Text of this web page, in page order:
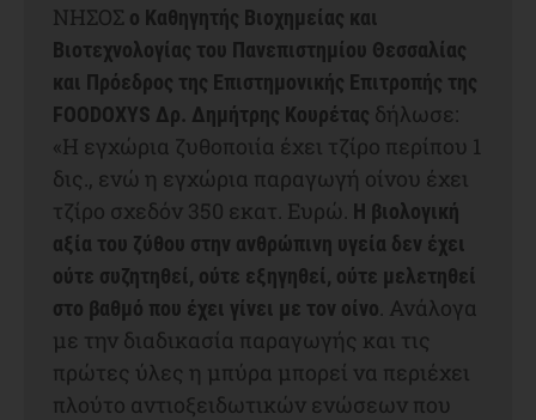
ΝΗΣΟΣ ο Καθηγητής Βιοχημείας και
Βιοτεχνολογίας του Πανεπιστημίου Θεσσαλίας
και Πρόεδρος της Επιστημονικής Επιτροπής της
FOODOXYS Δρ. Δημήτρης Κουρέτας δήλωσε:
«Η εγχώρια ζυθοποιία έχει τζίρο περίπου 1
δις., ενώ η εγχώρια παραγωγή οίνου έχει
τζίρο σχεδόν 350 εκατ. Ευρώ. Η βιολογική
αξία του ζύθου στην ανθρώπινη υγεία δεν έχει
ούτε συζητηθεί, ούτε εξηγηθεί, ούτε μελετηθεί
στο βαθμό που έχει γίνει με τον οίνο . Ανάλογα
με την διαδικασία παραγωγής και τις
πρώτες ύλες η μπύρα μπορεί να περιέχει
πλούτο αντιοξειδωτικών ενώσεων που